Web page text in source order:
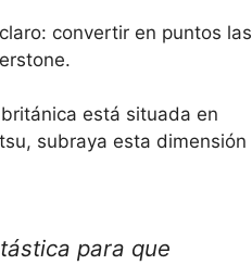
convertir en puntos las
está situada en
subraya esta dimensión
para que